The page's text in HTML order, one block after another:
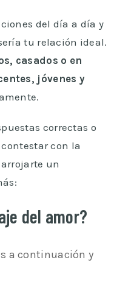
del día a día y
tu relación ideal.
casados o en
jóvenes y
correctas o
con la
un
del amor?
a continuación y